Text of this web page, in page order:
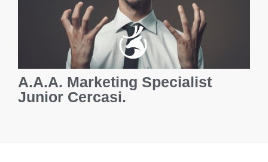
A.A.A. Marketing Specialist
Junior Cercasi.